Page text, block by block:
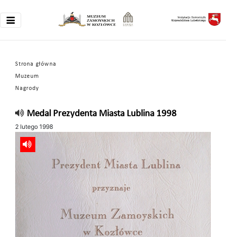
Strona główna
Muzeum
Nagrody
Medal Prezydenta Miasta Lublina 1998
2 lutego 1998